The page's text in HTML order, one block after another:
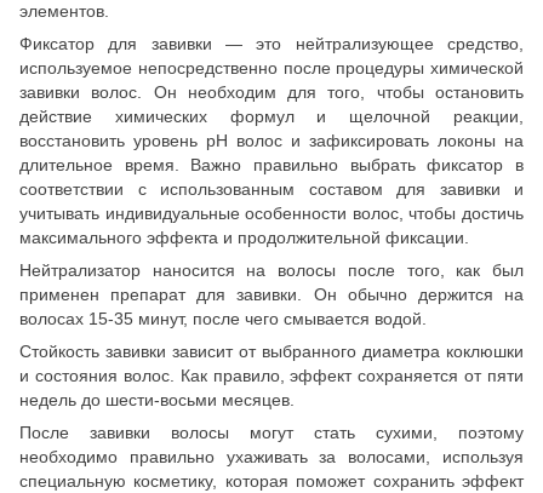
элементов.
Фиксатор для завивки — это нейтрализующее средство,
используемое непосредственно после процедуры химической
завивки волос. Он необходим для того, чтобы остановить
действие химических формул и щелочной реакции,
восстановить уровень рH волос и зафиксировать локоны на
длительное время. Важно правильно выбрать фиксатор в
соответствии с использованным составом для завивки и
учитывать индивидуальные особенности волос, чтобы достичь
максимального эффекта и продолжительной фиксации.
Нейтрализатор наносится на волосы после того, как был
применен препарат для завивки. Он обычно держится на
волосах 15-35 минут, после чего смывается водой.
Стойкость завивки зависит от выбранного диаметра коклюшки
и состояния волос. Как правило, эффект сохраняется от пяти
недель до шести-восьми месяцев.
После завивки волосы могут стать сухими, поэтому
необходимо правильно ухаживать за волосами, используя
специальную косметику, которая поможет сохранить эффект